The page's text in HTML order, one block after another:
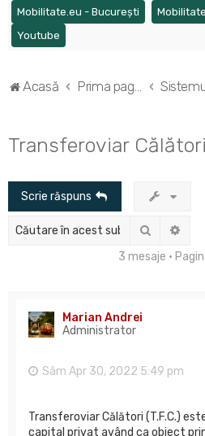
Mobilitate.eu - București (Opens a
Youtube
Acasă Prima pagină
Transferoviar
Scrie răspuns
Căutare
3 mesaje •
Marian Andrei
Administrator
Sâm Apr 30, 2022 5:49 pm
Transferoviar Călători (T.F.C.)
capital privat având ca obiect